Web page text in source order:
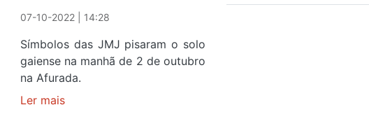
07-10-2022 | 14:28
Símbolos das JMJ pisaram o solo
gaiense na manhã de 2 de outubro
na Afurada.
Ler maissobre